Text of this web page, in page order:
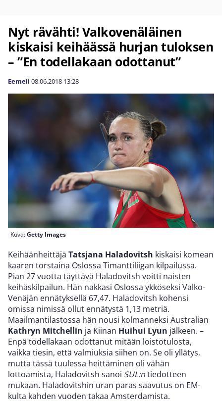
Nyt rävähti! Valkovenäläinen
kiskaisi keihäässä hurjan tuloksen
– ”En todellakaan odottanut”
Eemeli 08.06.2018 13:28
Kuva:Getty Images
Keihäänheittäjä Tatsjana Haladovitsh kiskaisi komean
kaaren torstaina Oslossa Timanttiliigan kilpailussa.
Pian 27 vuotta täyttävä Haladovitsh voitti naisten
keihäskilpailun. Hän nakkasi Oslossa ykköseksi Valko-
Venäjän ennätyksellä 67,47. Haladovitsh kohensi
omissa nimissä ollut ennätystä 1,13 metriä.
Maailmantilastossa hän nousi kolmanneksi Australian
Kathryn Mitchellin ja Kiinan Huihui Lyun jälkeen. –
Enpä todellakaan odottanut mitään loistotulosta,
vaikka tiesin, että valmiuksia siihen on. Se oli yllätys,
mutta tässä tuulessa heittäminen oli vähän
lottoamista, Haladovitsh sanoi SUL:ntiedotteen
mukaan. Haladovitshin uran paras saavutus on EM-
kulta kahden vuoden takaa Amsterdamista.